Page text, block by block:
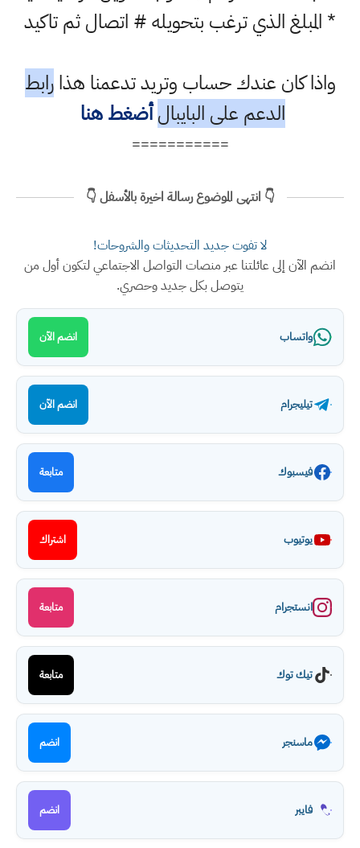
* المبلغ الذي ترغب بتحويله # اتصال ثم تاكيد
واذا كان عندك حساب وتريد تدعمنا هذارابط
الدعم على البايبال أضغط هنا
===========
👇 انتهى الموضوع رسالة اخيرة بالأسفل 👇
لا تفوت جديد التحديثات والشروحات!
انضم الآن إلى عائلتنا عبر منصات التواصل الاجتماعي لتكون أول من
يتوصل بكل جديد وحصري.
واتساب انضم الآن
تيليجرام انضم الآن
فيسبوك متابعة
يوتيوب اشتراك
انستجرام متابعة
تيك توك متابعة
ماسنجر انضم
فايبر انضم